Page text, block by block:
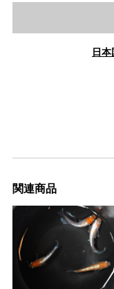
日
関連商品